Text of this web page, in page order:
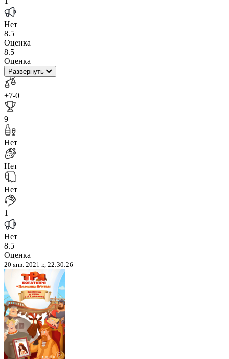
Нет
8.5
Оценка
8.5
Оценка
Развернуть
+7-0
9
Нет
Нет
Нет
1
Нет
8.5
Оценка
20 янв. 2021 г., 22:30:26